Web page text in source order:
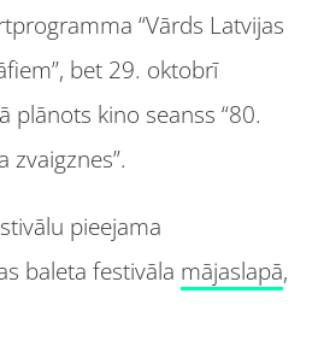
“Vārds Latvijas
bet 29. oktobrī
plānots kino seanss “80.
zvaigznes”.
pieejama
baleta festivāla mājaslapā,